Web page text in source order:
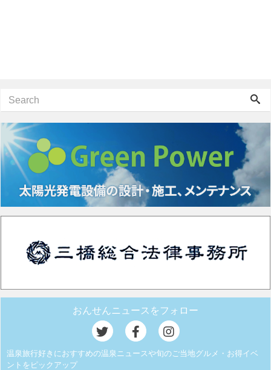
おんせんニュースをフォロー
温泉旅行好きにおすすめの温泉ニュースや旬のご当地グルメ・お得イベ
ントをピックアップ